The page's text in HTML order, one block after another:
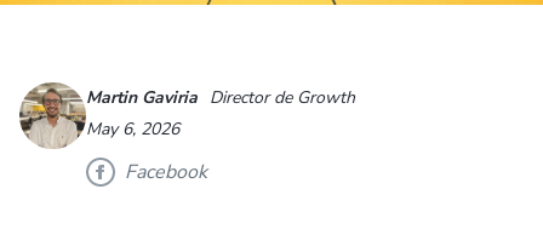
Martin Gaviria Director de Growth
May 6, 2026
Facebook